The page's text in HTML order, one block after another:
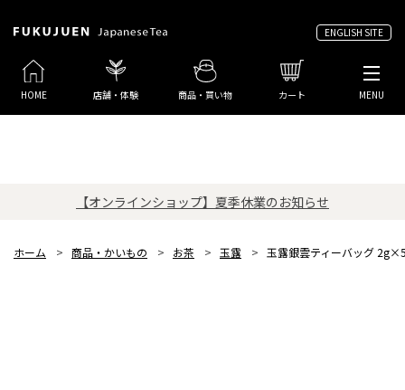
ENGLISH SITE
HOME 店舗・体験 商品・買い物 カート MENU
【オンラインショップ】夏季休業のお知らせ
ホーム > 商品・かいもの > お茶 > 玉露 > 玉露銀雲ティーバッグ